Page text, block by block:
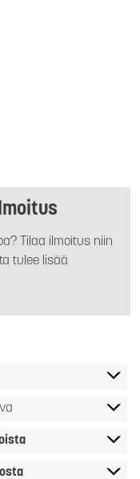
Tilaa ilmoitus niin
tulee lisää